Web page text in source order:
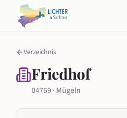
Verzeichnis
Friedhof
04769 · Mügeln